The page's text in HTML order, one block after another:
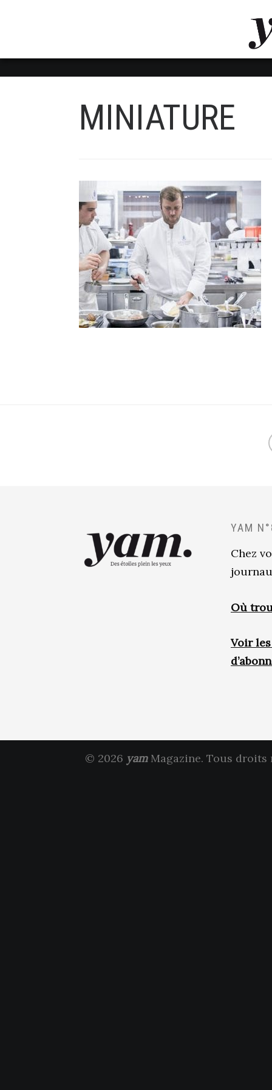
MINIATURE
YAM
Chez
Où
Voir
© 2026 yamMagazine. Tous droits